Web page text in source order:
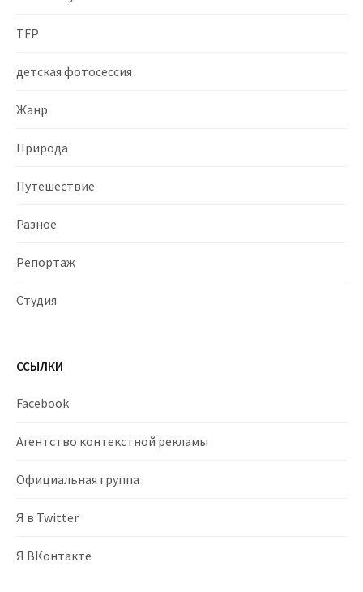
TFP
детская фотосессия
Жанр
Природа
Путешествие
Разное
Репортаж
Студия
ССЫЛКИ
Facebook
Агентство контекстной рекламы
Официальная группа
Я в Twitter
Я ВКонтакте